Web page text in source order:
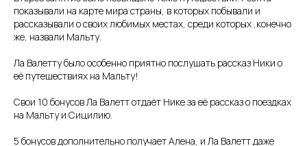
показывали на карте мира страны, в которых побывали и
рассказывали о своих любимых местах, среди которых ,конечно
же, назвали Мальту.
Ла Валетту было особенно приятно послушать рассказ Ники о
её путешествиях на Мальту!
Свои 10 бонусов Ла Валетт отдаёт Нике за её рассказ о поездках
на Мальту и Сицилию.
5 бонусов дополнительно получает Алена, и Ла Валетт даже